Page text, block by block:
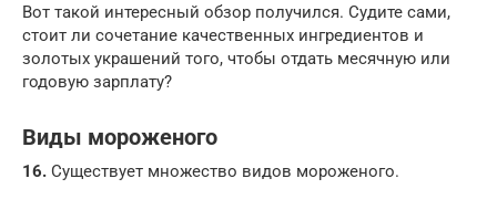
Вот такой интересный обзор получился. Судите сами,
стоит ли сочетание качественных ингредиентов и
золотых украшений того, чтобы отдать месячную или
годовую зарплату?
Виды мороженого
16. Существует множество видов мороженого.